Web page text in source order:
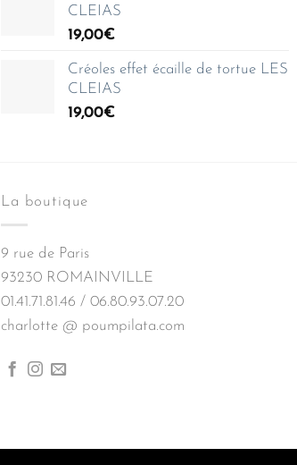
CLEIAS
19,00€
Créoles effet écaille de tortue LES
CLEIAS
19,00€
La boutique
9 rue de Paris
93230 ROMAINVILLE
01.41.71.81.46 / 06.80.93.07.20
charlotte @ poumpilata.com